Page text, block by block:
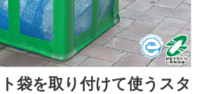
袋を取り付けて使うスタ